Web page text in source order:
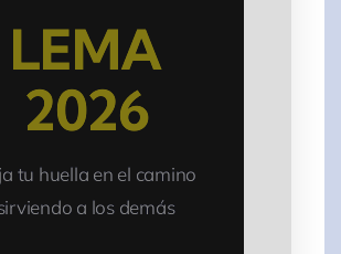
LEMA
2026
tu huella en el camino
a los demás